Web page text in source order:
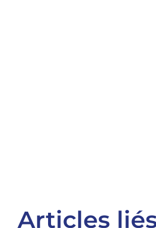
Articles